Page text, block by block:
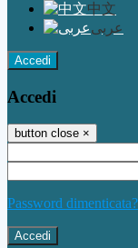
中文
عربى
Accedi
Accedi
button close ×
Password dimenticata?